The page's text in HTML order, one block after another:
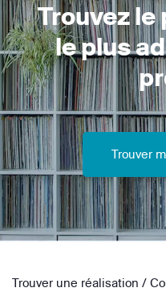
Trouvez
le plus
Trouver
Trouver une réalisation /